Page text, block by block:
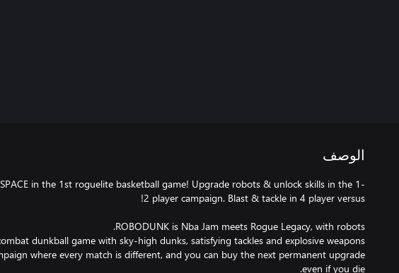
الوصف
in the 1st roguelite basketball game! Upgrade robots & unlock skills in the 1-
where every match is different, and you can buy the next permanent upgrade